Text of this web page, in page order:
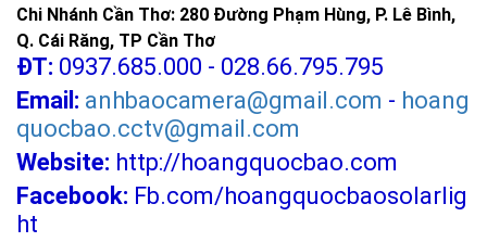
Chi Nhánh Cần Thơ: 280 Đường Phạm Hùng, P. Lê Bình,
Q. Cái Răng, TP Cần Thơ
ĐT: 0937.685.000 - 028.66.795.795
Email: anhbaocamera@gmail.com - hoang
quocbao.cctv@gmail.com
Website: http://hoangquocbao.com
Facebook: Fb.com/hoangquocbaosolarlig
ht